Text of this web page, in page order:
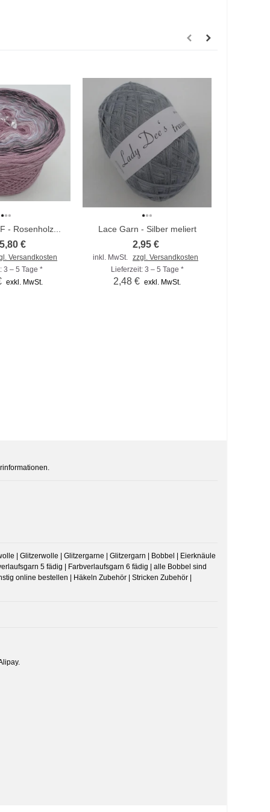
- Rosenholz...
€
Versandkosten
3 – 5 Tage *
exkl. MwSt.
Lace Garn - Silber meliert
2,95 €
inkl. MwSt.
zzgl. Versandkosten
Lieferzeit: 3 – 5 Tage *
2,48 € exkl. MwSt.
| Glitzerwolle | Glitzergarne | Glitzergarn | Bobbel | Eierknäule
5 fädig | Farbverlaufsgarn 6 fädig | alle Bobbel sind
online bestellen | Häkeln Zubehör | Stricken Zubehör |